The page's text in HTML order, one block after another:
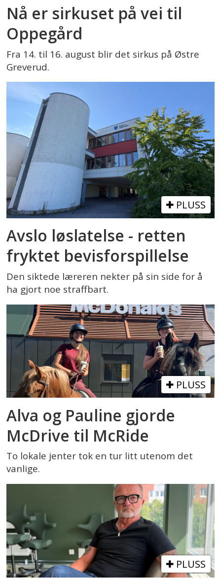
Nå er sirkuset på vei til
Oppegård
Fra 14. til 16. august blir det sirkus på Østre
Greverud.
PLUSS
Avslo løslatelse - retten
fryktet bevisforspillelse
Den siktede læreren nekter på sin side for å
ha gjort noe straffbart.
PLUSS
Alva og Pauline gjorde
McDrive til McRide
To lokale jenter tok en tur litt utenom det
vanlige.
PLUSS